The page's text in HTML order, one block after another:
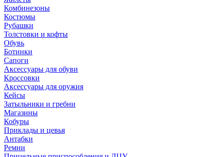
Комбинезоны
Костюмы
Рубашки
Толстовки и кофты
Обувь
Ботинки
Сапоги
Аксессуары для обуви
Кроссовки
Аксессуары для оружия
Кейсы
Затыльники и гребни
Магазины
Кобуры
Приклады и цевья
Антабки
Ремни